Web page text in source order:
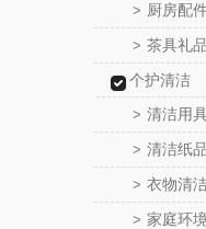
> 厨房配
> 茶具礼品
个护清洁
> 清洁用
> 清洁纸品
> 衣物清
> 家庭环